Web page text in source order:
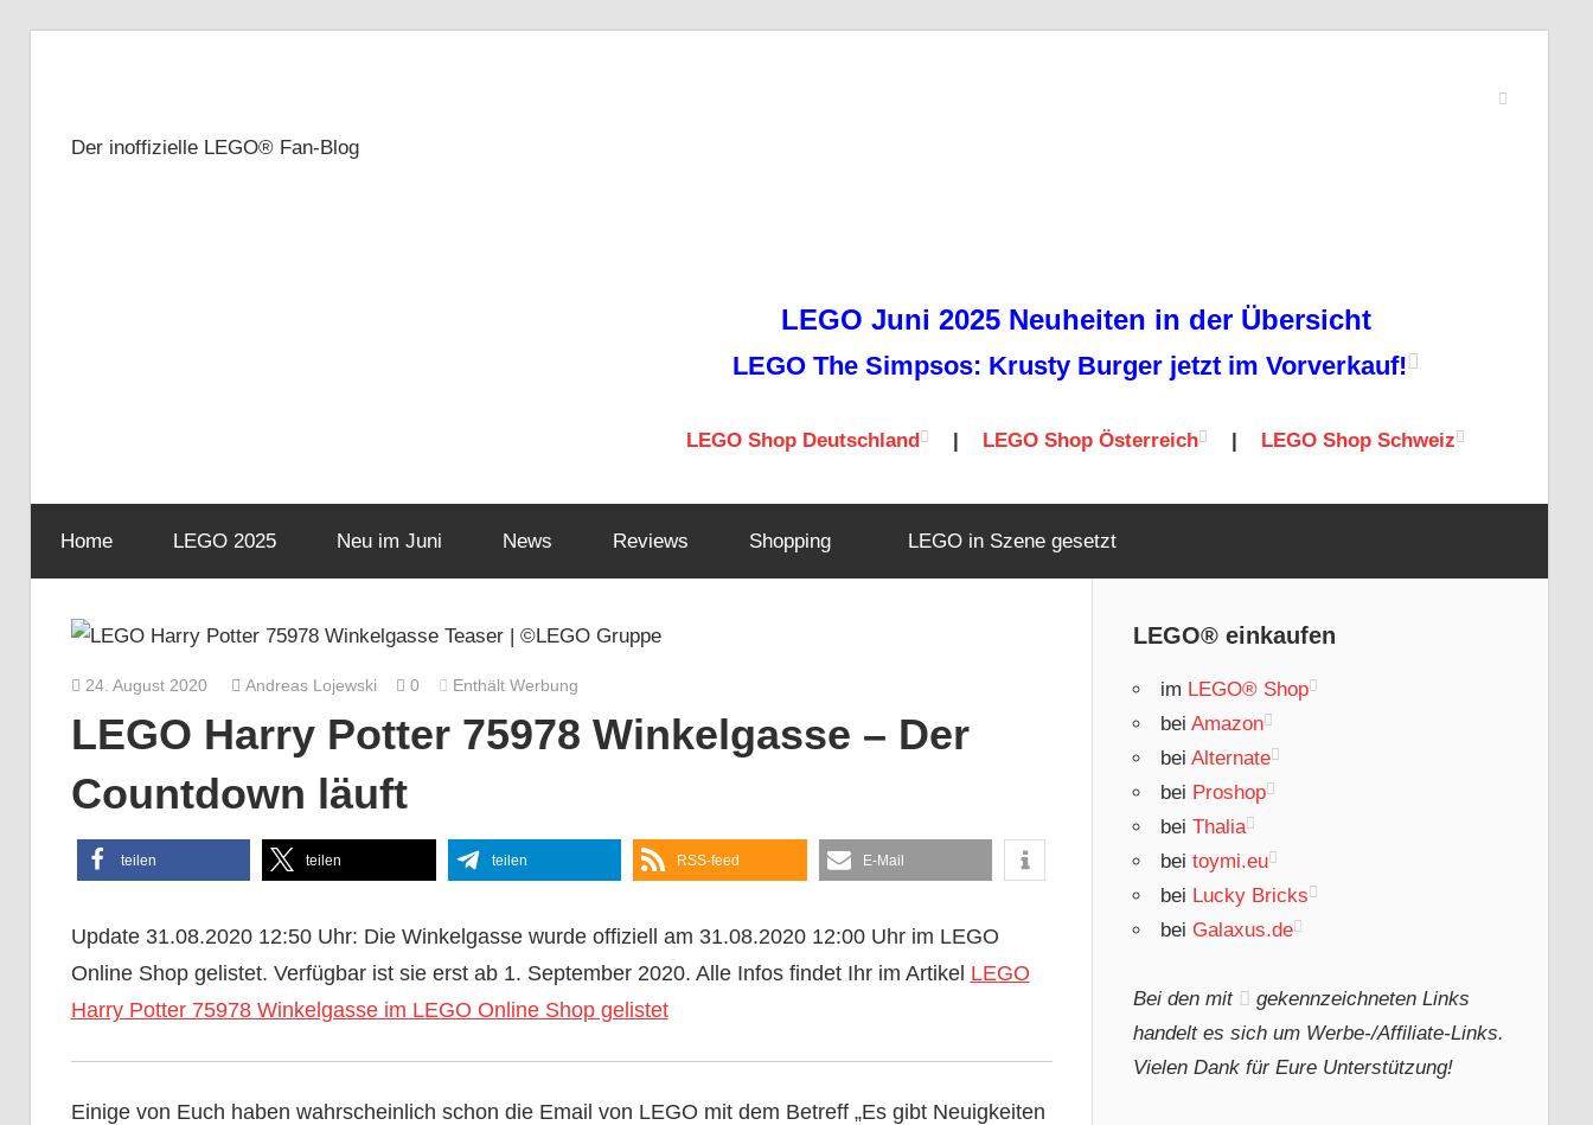
Der inoffizielle LEGO® Fan-Blog
LEGO Juni 2025 Neuheiten in der Übersicht
LEGO The Simpsos: Krusty Burger jetzt im Vorverkauf!
LEGO Shop Deutschland LEGO Shop Österreich LEGO Shop Schweiz
Home LEGO 2025 Neu im Juni News Reviews Shopping LEGO in Szene gesetzt
24. August 2020 Andreas Lojewski 0 Enthält Werbung
LEGO Harry Potter 75978 Winkelgasse – Der
Countdown läuft
teilen teilen teilen RSS-feed E-Mail
Update 31.08.2020 12:50 Uhr: Die Winkelgasse wurde offiziell am 31.08.2020 12:00 Uhr im LEGO
Online Shop gelistet. Verfügbar ist sie erst ab 1. September 2020. Alle Infos findet Ihr im Artikel LEGO
Harry Potter 75978 Winkelgasse im LEGO Online Shop gelistet
Einige von Euch haben wahrscheinlich schon die Email von LEGO mit dem Betreff „Es gibt Neuigkeiten
LEGO® einkaufen
im LEGO® Shop
bei Amazon
bei Alternate
bei Proshop
bei Thalia
bei toymi.eu
bei Lucky Bricks
bei Galaxus.de
Bei den mit
gekennzeichneten Links
handelt es sich um Werbe-/Affiliate-Links.
Vielen Dank für Eure Unterstützung!